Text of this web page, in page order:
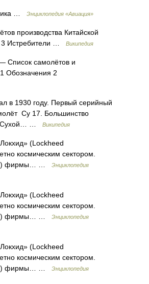
… Энциклопедия «Авиация»
производства Китайской
3 Истребители …
Википедия
Список самолётов и
Обозначения 2
в 1930 году. Первый серийный
Су 17. Большинство
Сухой… …
Википедия
(Lockheed
космическим сектором.
фирмы… …
Энциклопедия
(Lockheed
космическим сектором.
фирмы… …
Энциклопедия
(Lockheed
космическим сектором.
фирмы… …
Энциклопедия